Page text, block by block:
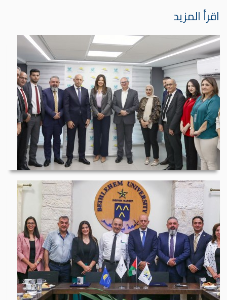
اقرأ المزيد
المشرق للتأمين وبورص...